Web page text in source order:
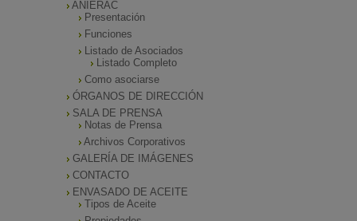
ANIERAC
Presentación
Funciones
Listado de Asociados
Listado Completo
Como asociarse
ÓRGANOS DE DIRECCIÓN
SALA DE PRENSA
Notas de Prensa
Archivos Corporativos
GALERÍA DE IMÁGENES
CONTACTO
ENVASADO DE ACEITE
Tipos de Aceite